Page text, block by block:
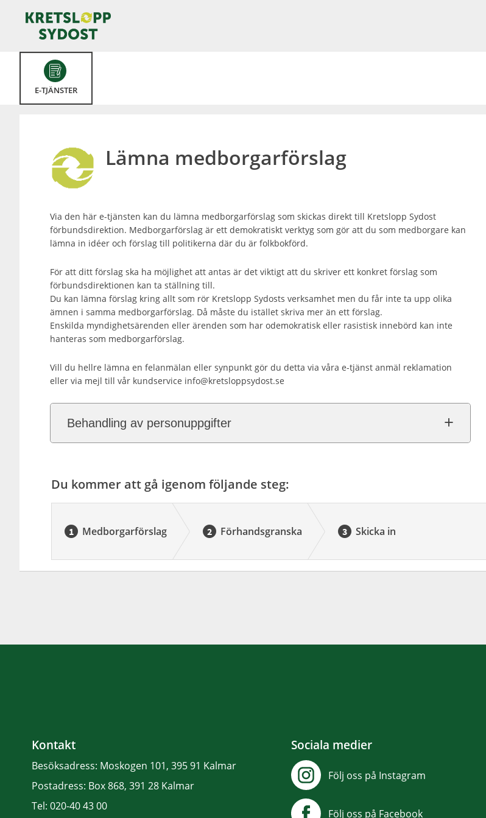
tjänster
Kretslopp
Sydost
E-TJÄNSTER
Lämna medborgarförslag
Via den här e-tjänsten kan du lämna medborgarförslag som skickas direkt till Kretslopp Sydost
förbundsdirektion. Medborgarförslag är ett demokratiskt verktyg som gör att du som medborgare kan
lämna in idéer och förslag till politikerna där du är folkbokförd.
För att ditt förslag ska ha möjlighet att antas är det viktigt att du skriver ett konkret förslag som
förbundsdirektionen kan ta ställning till.
Du kan lämna förslag kring allt som rör Kretslopp Sydosts verksamhet men du får inte ta upp olika
ämnen i samma medborgarförslag. Då måste du istället skriva mer än ett förslag.
Enskilda myndighetsärenden eller ärenden som har odemokratisk eller rasistisk innebörd kan inte
hanteras som medborgarförslag.
Vill du hellre lämna en felanmälan eller synpunkt gör du detta via våra e-tjänst anmäl reklamation
eller via mejl till vår kundservice info@kretsloppsydost.se
Behandling av personuppgifter
Du kommer att gå igenom följande steg:
Medborgarförslag Förhandsgranska Skicka in
Kontakt
Besöksadress: Moskogen 101, 395 91 Kalmar
Postadress: Box 868, 391 28 Kalmar
Tel: 020-40 43 00
Sociala medier
Följ oss på Instagram
Följ oss på Facebook